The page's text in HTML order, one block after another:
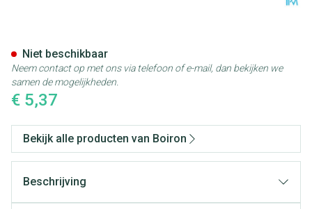
€ 5,37
Niet beschikbaar
Neem contact op met ons via telefoon of e-mail, dan bekijken we
samen de mogelijkheden.
Bekijk alle producten van Boiron
Beschrijving